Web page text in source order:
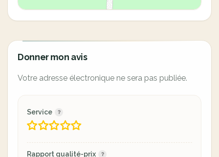
Donner mon avis
Votre adresse électronique ne sera pas publiée.
Service
Rapport qualité-prix